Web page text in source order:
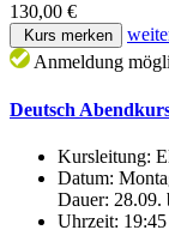
130,00 €
Kurs merken
Anmeldung
Deutsch
Kursleitung:
Datum:
Dauer: 28.09.
Uhrzeit: